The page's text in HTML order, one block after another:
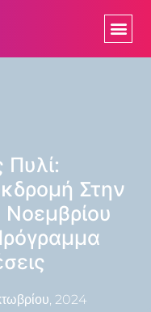
Πυλί:
Στην
2024